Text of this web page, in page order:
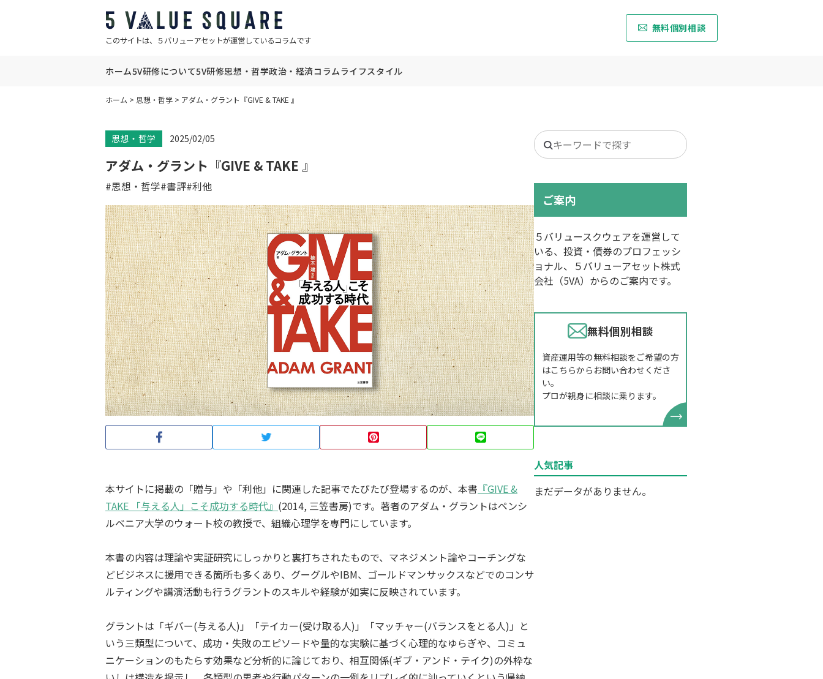
このサイトは、５バリューアセットが運営しているコラムです
無料個別相談
ホーム5V研修について5V研修思想・哲学政治・経済コラムライフスタイル
ホーム > 思想・哲学 > アダム・グラント『GIVE & TAKE 』
思想・哲学 2025/02/05
アダム・グラント『GIVE & TAKE 』
#思想・哲学#書評#利他
Pinterest Line
本サイトに掲載の「贈与」や「利他」に関連した記事でたびたび登場するのが、本書 『GIVE &
TAKE 「与える人」こそ成功する時代』 (2014, 三笠書房)です。著者のアダム・グラントはペンシ
ルベニア大学のウォート校の教授で、組織心理学を専門にしています。
本書の内容は理論や実証研究にしっかりと裏打ちされたもので、マネジメント論やコーチングな
どビジネスに援用できる箇所も多くあり、グーグルやIBM、ゴールドマンサックスなどでのコンサ
ルティングや講演活動も行うグラントのスキルや経験が如実に反映されています。
グラントは「ギバー(与える人)」「テイカー(受け取る人)」「マッチャー(バランスをとる人)」と
いう三類型について、成功・失敗のエピソードや量的な実験に基づく心理的なゆらぎや、コミュ
ニケーションのもたらす効果など分析的に論じており、相互関係(ギブ・アンド・テイク)の外枠な
Search
for:
ご案内
５バリュースクウェアを運営して
いる、投資・債券のプロフェッシ
ョナル、５バリューアセット株式
会社（5VA）からのご案内です。
無料個別相談
資産運用等の無料相談をご希望の方
はこちらからお問い合わせくださ
い。
プロが親身に相談に乗ります。
人気記事
まだデータがありません。